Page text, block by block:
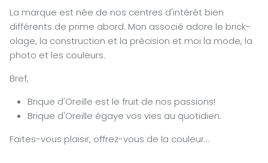
La marque est née de nos centres d'intérêt bien
différents de prime abord. Mon associé adore le brick-
olage, la construction et la précision et moi la mode, la
photo et les couleurs.
Bref,
Brique d'Oreille est le fruit de nos passions!
Brique d'Oreille égaye vos vies au quotidien.
Faites-vous plaisir, offrez-vous de la couleur...